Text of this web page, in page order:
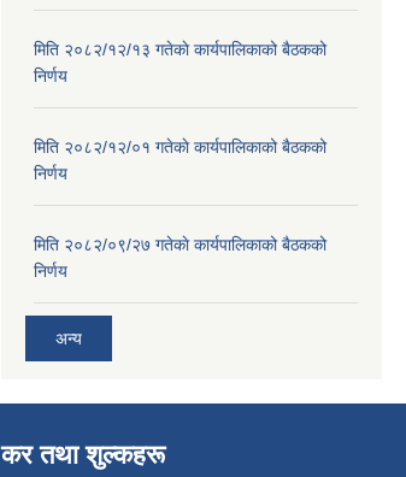
मिति २०८२/१२/१३ गतेकाे कार्यपालिकाको बैठकको
निर्णय
मिति २०८२/१२/०१ गतेकाे कार्यपालिकाको बैठकको
निर्णय
मिति २०८२/०९/२७ गतेकाे कार्यपालिकाको बैठकको
निर्णय
अन्य
कर तथा शुल्कहरू